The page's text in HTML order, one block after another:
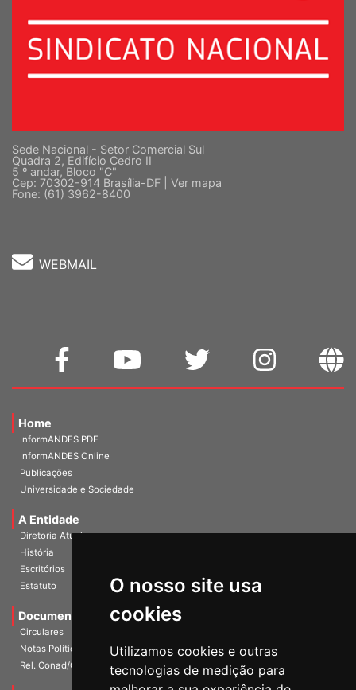
O nosso site usa
cookies
Utilizamos cookies e outras
tecnologias de medição para
Sede Nacional - Setor Comercial Sul
Quadra 2, Edifício Cedro II
5 º andar, Bloco "C"
Cep: 70302-914 Brasília-DF | Ver mapa
Fone: (61) 3962-8400
WEBMAIL
Home
InformANDES PDF
InformANDES Online
Publicações
Universidade e Sociedade
A Entidade
Diretoria Atual
História
Escritórios
Estatuto
Documentos
Circulares
Notas Políticas
Rel. Conad/Congresso